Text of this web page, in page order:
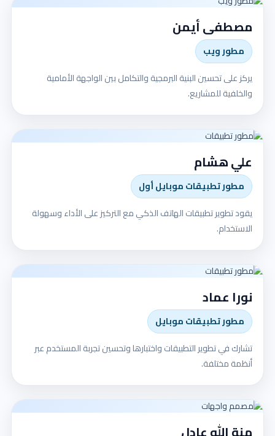
مصطفى أيمن
مطور ويب
يركز على تحسين البنية البرمجية والتكامل بين الواجهة الأمامية
والخلفية للمشاريع.
علي هشام
مطور تطبيقات موبايل أول
يقود تطوير تطبيقات الهاتف الذكي مع التركيز على الأداء وسهولة
الاستخدام.
نورا عماد
مطور تطبيقات موبايل
تشارك في تطوير التطبيقات واختبارها وتحسين تجربة المستخدم عبر
أنظمة مختلفة.